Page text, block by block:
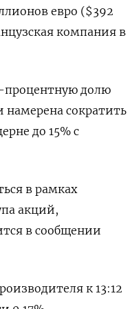
евро ($392
компания в
процентную долю
намерена сократить
до 15% с
в рамках
акций,
в сообщении
к 13:12